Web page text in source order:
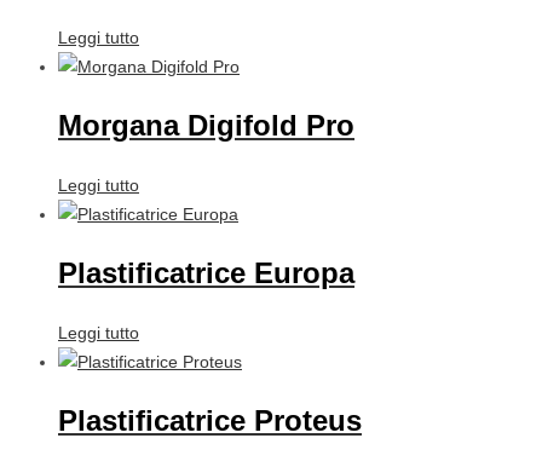
Leggi tutto
Morgana Digifold Pro
Leggi tutto
Plastificatrice Europa
Leggi tutto
Plastificatrice Proteus